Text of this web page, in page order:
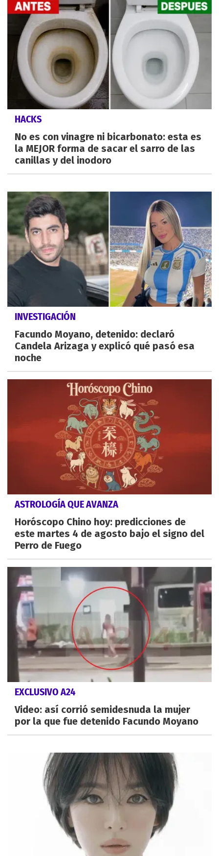
HACKS
No es con vinagre ni bicarbonato: esta es
la MEJOR forma de sacar el sarro de las
canillas y del inodoro
INVESTIGACIÓN
Facundo Moyano, detenido: declaró
Candela Arizaga y explicó qué pasó esa
noche
ASTROLOGÍA QUE AVANZA
Horóscopo Chino hoy: predicciones de
este martes 4 de agosto bajo el signo del
Perro de Fuego
EXCLUSIVO A24
Video: así corrió semidesnuda la mujer
por la que fue detenido Facundo Moyano